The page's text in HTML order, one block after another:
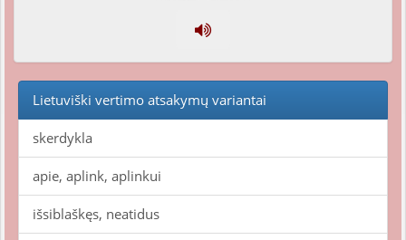
Lietuviški vertimo atsakymų variantai
skerdykla
apie, aplink, aplinkui
išsiblaškęs, neatidus